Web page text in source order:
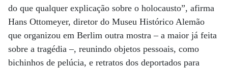
do que qualquer explicação sobre o holocausto”, afirma
Hans Ottomeyer, diretor do Museu Histórico Alemão
que organizou em Berlim outra mostra – a maior já feita
sobre a tragédia –, reunindo objetos pessoais, como
bichinhos de pelúcia, e retratos dos deportados para